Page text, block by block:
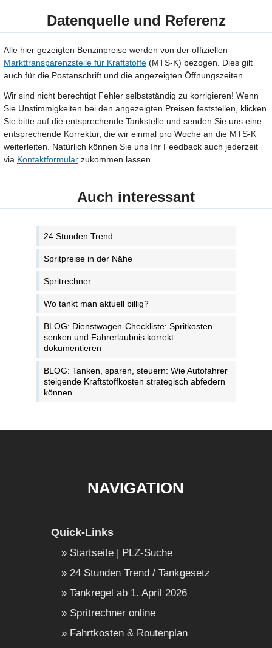
Datenquelle und Referenz
Alle hier gezeigten Benzinpreise werden von der offiziellen
Markttransparenzstelle für Kraftstoffe (MTS-K) bezogen. Dies gilt
auch für die Postanschrift und die angezeigten Öffnungszeiten.
Wir sind nicht berechtigt Fehler selbstständig zu korrigieren! Wenn
Sie Unstimmigkeiten bei den angezeigten Preisen feststellen, klicken
Sie bitte auf die entsprechende Tankstelle und senden Sie uns eine
entsprechende Korrektur, die wir einmal pro Woche an die MTS-K
weiterleiten. Natürlich können Sie uns Ihr Feedback auch jederzeit
via Kontaktformular zukommen lassen.
Auch interessant
24 Stunden Trend
Spritpreise in der Nähe
Spritrechner
Wo tankt man aktuell billig?
BLOG: Dienstwagen-Checkliste: Spritkosten
senken und Fahrerlaubnis korrekt
dokumentieren
BLOG: Tanken, sparen, steuern: Wie Autofahrer
steigende Kraftstoffkosten strategisch abfedern
können
NAVIGATION
Quick-Links
Startseite | PLZ-Suche
24 Stunden Trend / Tankgesetz
Tankregel ab 1. April 2026
Spritrechner online
Fahrtkosten & Routenplan